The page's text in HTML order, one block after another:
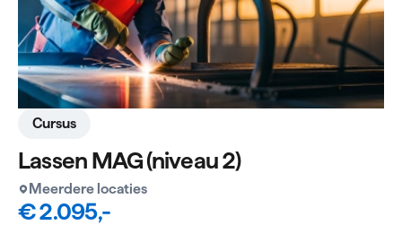
Lassen MAG (niveau 2)
Cursus
Meerdere locaties
€ 2.095,-